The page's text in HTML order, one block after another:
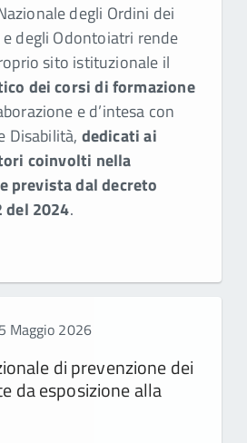
degli Ordini dei
degli Odontoiatri rende
sito istituzionale il
dei corsi di formazione
e d’intesa con
Disabilità, dedicati ai
coinvolti nella
prevista dal decreto
2024.
Maggio 2026
di prevenzione dei
da esposizione alla